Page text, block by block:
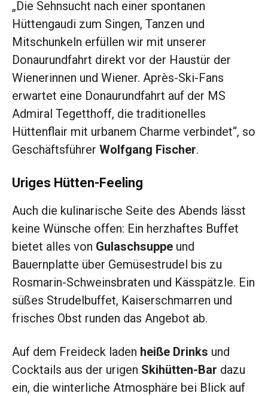
„Die Sehnsucht nach einer spontanen
Hüttengaudi zum Singen, Tanzen und
Mitschunkeln erfüllen wir mit unserer
Donaurundfahrt direkt vor der Haustür der
Wienerinnen und Wiener. Après-Ski-Fans
erwartet eine Donaurundfahrt auf der MS
Admiral Tegetthoff, die traditionelles
Hüttenflair mit urbanem Charme verbindet“, so
Geschäftsführer Wolfgang Fischer.
Uriges Hütten-Feeling
Auch die kulinarische Seite des Abends lässt
keine Wünsche offen: Ein herzhaftes Buffet
bietet alles von Gulaschsuppe und
Bauernplatte über Gemüsestrudel bis zu
Rosmarin-Schweinsbraten und Kässpätzle. Ein
süßes Strudelbuffet, Kaiserschmarren und
frisches Obst runden das Angebot ab.
Auf dem Freideck laden heiße Drinks und
Cocktails aus der urigen Skihütten-Bar dazu
ein, die winterliche Atmosphäre bei Blick auf